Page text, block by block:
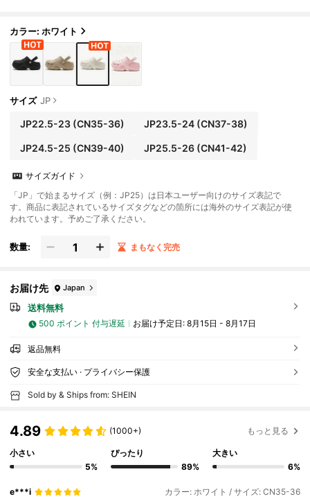
カラー: ホワイト
サイズ JP
JP22.5-23(CN35-36) JP23.5-24 (CN37-38)
JP24.5-25 (CN39-40) JP25.5-26 (CN41-42)
サイズガイド
「JP」で始まるサイズ（例：JP25）は日本ユーザー向けのサイズ表記で
す。商品に表記されているサイズタグなどの箇所には海外のサイズ表記が使
われています。予めご了承ください。
数量: まもなく完売
お届け先 Japan
送料無料
500 ポイント 付与遅延 お届け予定日: 8月15日 - 8月17日
返品無料
安全な支払い · プライバシー保護
Sold by & Ships from: SHEIN
4.89 (1000+) もっと見る
小さい
5%
ぴったり
89%
大きい
6%
e***i カラー: ホワイト / サイズ: CN35-36